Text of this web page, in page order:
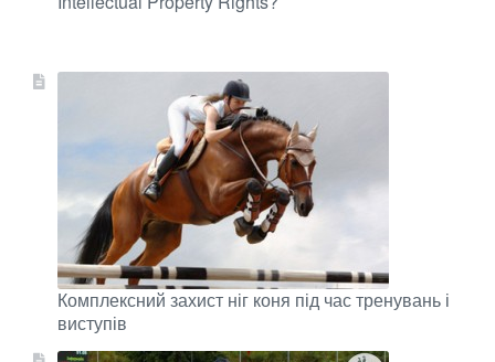
Комплексний захист ніг коня під час тренувань і
виступів